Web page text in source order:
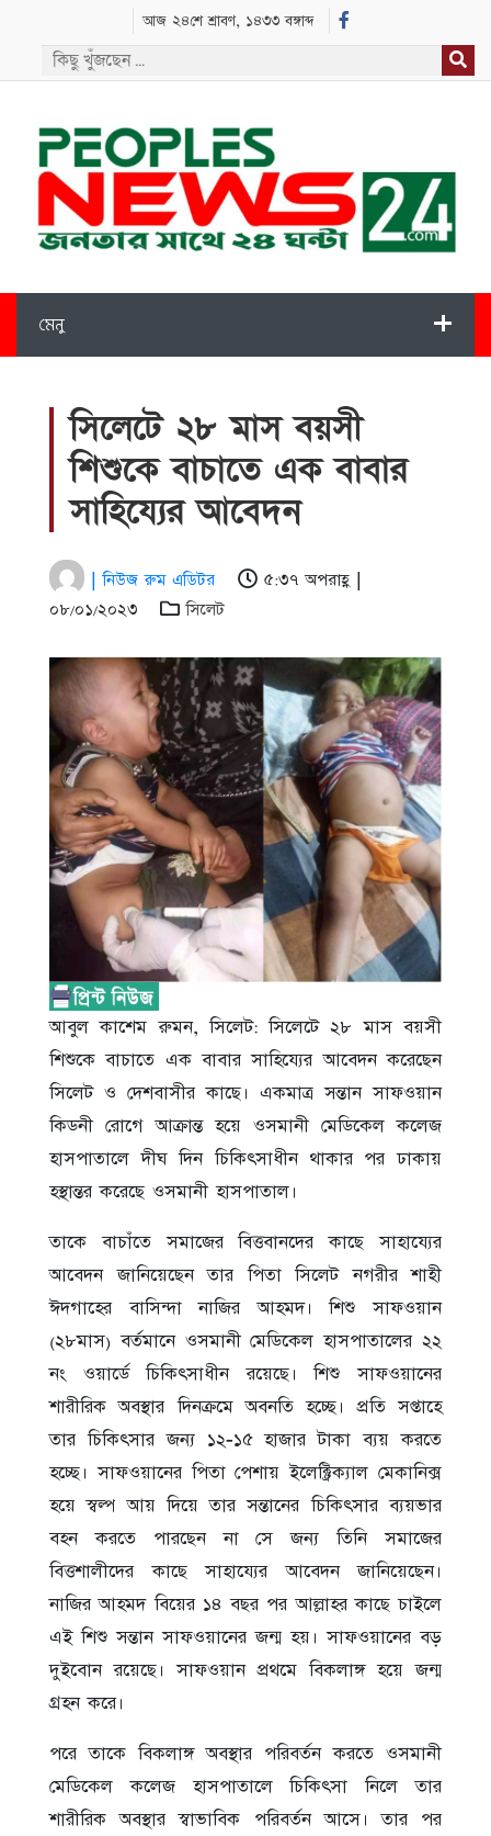
আজ ২৪শে শ্রাবণ, ১৪৩৩ বঙ্গাব্দ
মেনু
সিলেটে ২৮ মাস বয়সী
শিশুকে বাচাতে এক বাবার
সাহিয্যের আবেদন
| নিউজ রুম এডিটর
৫:৩৭ অপরাহ্ণ |
০৮/০১/২০২৩
সিলেট
আবুল কাশেম রুমন, সিলেট: সিলেটে ২৮ মাস বয়সী
শিশুকে বাচাতে এক বাবার সাহিয্যের আবেদন করেছেন
সিলেট ও দেশবাসীর কাছে। একমাত্র সন্তান সাফওয়ান
কিডনী রোগে আক্রান্ত হয়ে ওসমানী মেডিকেল কলেজ
হাসপাতালে দীঘ দিন চিকিৎসাধীন থাকার পর ঢাকায়
হস্থান্তর করেছে ওসমানী হাসপাতাল।
তাকে বাচাঁতে সমাজের বিত্তবানদের কাছে সাহায্যের
আবেদন জানিয়েছেন তার পিতা সিলেট নগরীর শাহী
ঈদগাহের বাসিন্দা নাজির আহমদ। শিশু সাফওয়ান
(২৮মাস) বর্তমানে ওসমানী মেডিকেল হাসপাতালের ২২
নং ওয়ার্ডে চিকিৎসাধীন রয়েছে। শিশু সাফওয়ানের
শারীরিক অবস্থার দিনক্রমে অবনতি হচ্ছে। প্রতি সপ্তাহে
তার চিকিৎসার জন্য ১২-১৫ হাজার টাকা ব্যয় করতে
হচ্ছে। সাফওয়ানের পিতা পেশায় ইলেক্ট্রিক্যাল মেকানিক্স
হয়ে স্বল্প আয় দিয়ে তার সন্তানের চিকিৎসার ব্যয়ভার
বহন করতে পারছেন না সে জন্য তিনি সমাজের
বিত্তশালীদের কাছে সাহায্যের আবেদন জানিয়েছেন।
নাজির আহমদ বিয়ের ১৪ বছর পর আল্লাহর কাছে চাইলে
এই শিশু সন্তান সাফওয়ানের জন্ম হয়। সাফওয়ানের বড়
দুইবোন রয়েছে। সাফওয়ান প্রথমে বিকলাঙ্গ হয়ে জন্ম
গ্রহন করে।
পরে তাকে বিকলাঙ্গ অবস্থার পরিবর্তন করতে ওসমানী
মেডিকেল কলেজ হাসপাতালে চিকিৎসা নিলে তার
শারীরিক অবস্থার স্বাভাবিক পরিবর্তন আসে। তার পর